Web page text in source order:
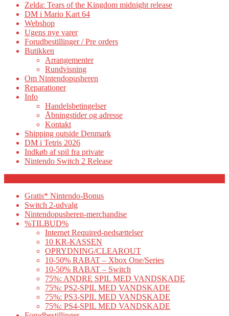
Zelda: Tears of the Kingdom midnight release
DM i Mario Kart 64
Webshop
Ugens nye varer
Forudbestillinger / Pre orders
Butikken
Arrangementer
Rundvisning
Om Nintendopusheren
Reparationer
Info
Handelsbetingelser
Åbningstider og adresse
Kontakt
Shipping outside Denmark
DM i Tetris 2026
Indkøb af spil fra private
Nintendo Switch 2 Release
Gratis* Nintendo-Bonus
Switch 2-udvalg
Nintendopusheren-merchandise
%TILBUD%
Internet Required-nedsættelser
10 KR-KASSEN
OPRYDNING/CLEAROUT
10-50% RABAT – Xbox One/Series
10-50% RABAT – Switch
75%: ANDRE SPIL MED VANDSKADE
75%: PS2-SPIL MED VANDSKADE
75%: PS3-SPIL MED VANDSKADE
75%: PS4-SPIL MED VANDSKADE